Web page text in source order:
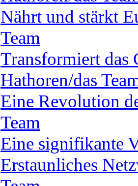
Nährt und stärkt
Team
Transformiert das
Hathoren/das
Eine Revolution
Team
Eine signifikante
Erstaunliches